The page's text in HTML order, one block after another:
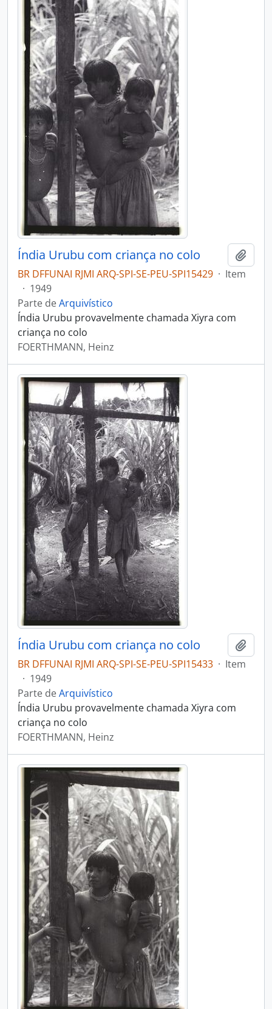
Índia Urubu com criança no colo
BR DFFUNAI RJMI ARQ-SPI-SE-PEU-SPI15429 · Item
· 1949
Parte deArquivístico
Índia Urubu provavelmente chamada Xiyra com
criança no colo
FOERTHMANN, Heinz
Índia Urubu com criança no colo
BR DFFUNAI RJMI ARQ-SPI-SE-PEU-SPI15433 · Item
· 1949
Parte deArquivístico
Índia Urubu provavelmente chamada Xiyra com
criança no colo
FOERTHMANN, Heinz